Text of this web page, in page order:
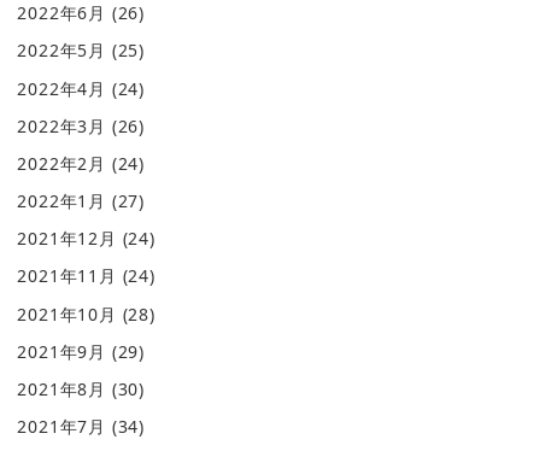
2022年6月 (26)
2022年5月 (25)
2022年4月 (24)
2022年3月 (26)
2022年2月 (24)
2022年1月 (27)
2021年12月 (24)
2021年11月 (24)
2021年10月 (28)
2021年9月 (29)
2021年8月 (30)
2021年7月 (34)